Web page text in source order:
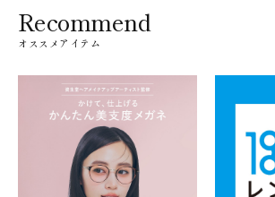
Recommend
オススメアイテム